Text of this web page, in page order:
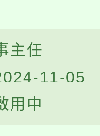
主任
11-05
用中